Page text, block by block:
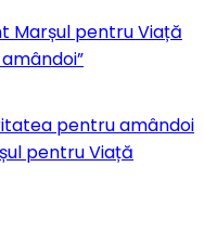
Marșul pentru Viață
pentru amândoi
pentru Viață